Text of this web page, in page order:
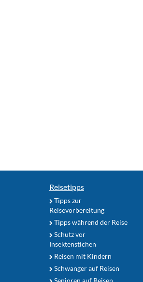
Reisetipps
Tipps zur
Reisevorbereitung
Tipps während der Reise
Schutz vor
Insektenstichen
Reisen mit Kindern
Schwanger auf Reisen
Senioren auf Reisen